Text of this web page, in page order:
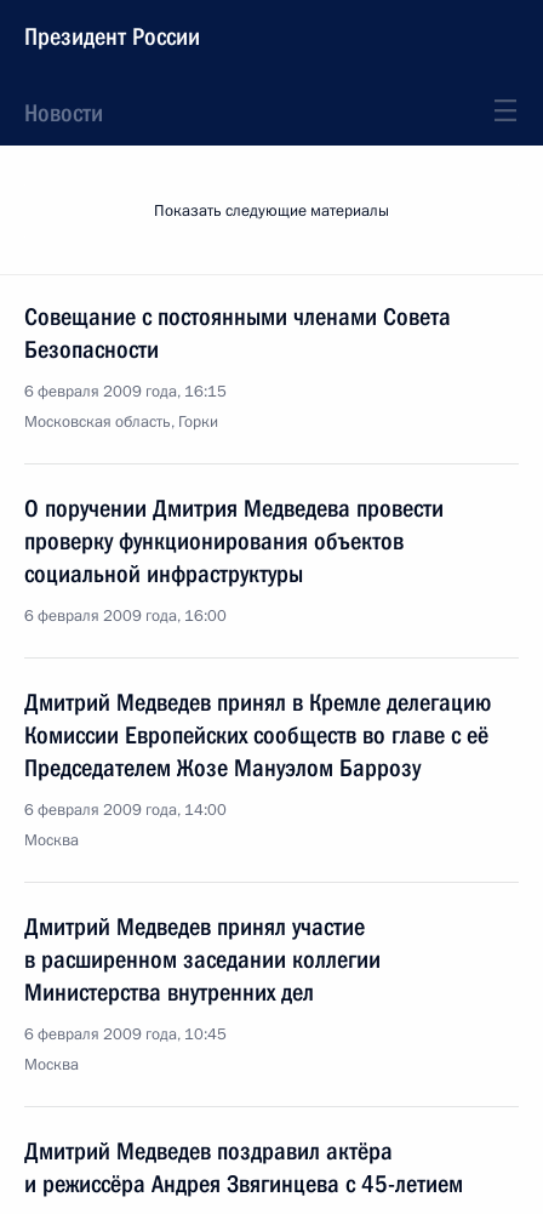
Президент России
Новости
Показать следующие материалы
Совещание с постоянными членами Совета
Безопасности
6 февраля 2009 года, 16:15
Московская область, Горки
О поручении Дмитрия Медведева провести
проверку функционирования объектов
социальной инфраструктуры
6 февраля 2009 года, 16:00
Дмитрий Медведев принял в Кремле делегацию
Комиссии Европейских сообществ во главе с её
Председателем Жозе Мануэлом Баррозу
6 февраля 2009 года, 14:00
Москва
Дмитрий Медведев принял участие
в расширенном заседании коллегии
Министерства внутренних дел
6 февраля 2009 года, 10:45
Москва
Дмитрий Медведев поздравил актёра
и режиссёра Андрея Звягинцева с 45-летием